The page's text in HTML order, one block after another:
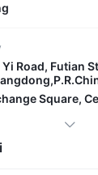
Yi Road, Futian
Square,